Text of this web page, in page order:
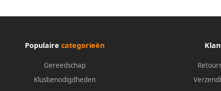
Populaire categorieën
Gereedschap
Klusbenodigdheden